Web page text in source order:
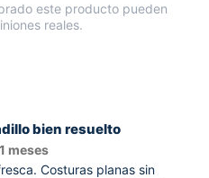
este producto pueden
reales.
bien resuelto
1 meses
Costuras planas sin